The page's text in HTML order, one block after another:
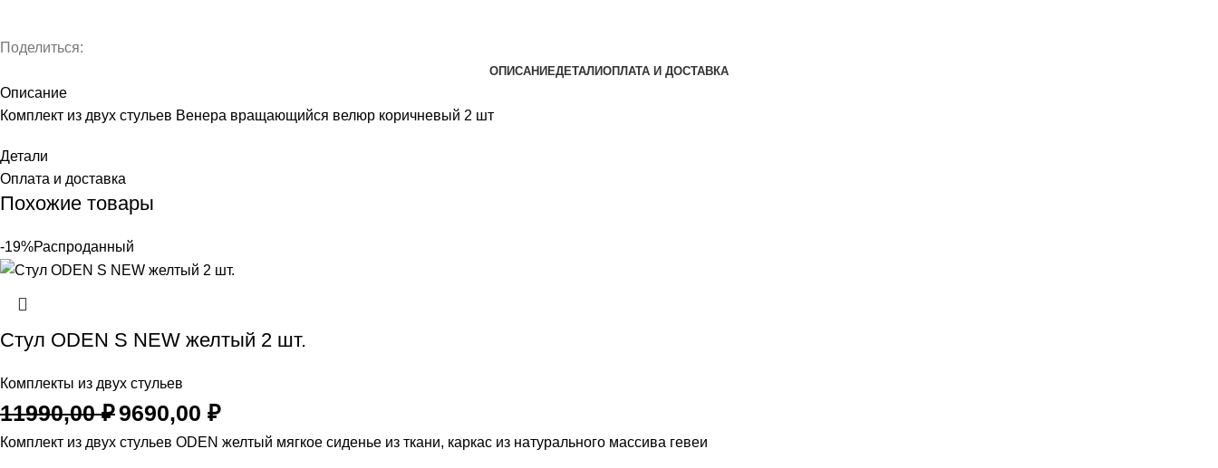
Поделиться:
ОПИСАНИЕДЕТАЛИОПЛАТА И ДОСТАВКА
Описание
Комплект из двух стульев Венера вращающийся велюр коричневый 2 шт
Детали
Оплата и доставка
Похожие товары
-19%Распроданный
Стул ODEN S NEW желтый 2 шт.
Комплекты из двух стульев
11990,00₽ Первоначальная
составляла
9690,00 ₽Текущая
9690,00 ₽.
Комплект из двух стульев ODEN желтый мягкое сиденье из ткани, каркас из натурального массива гевеи